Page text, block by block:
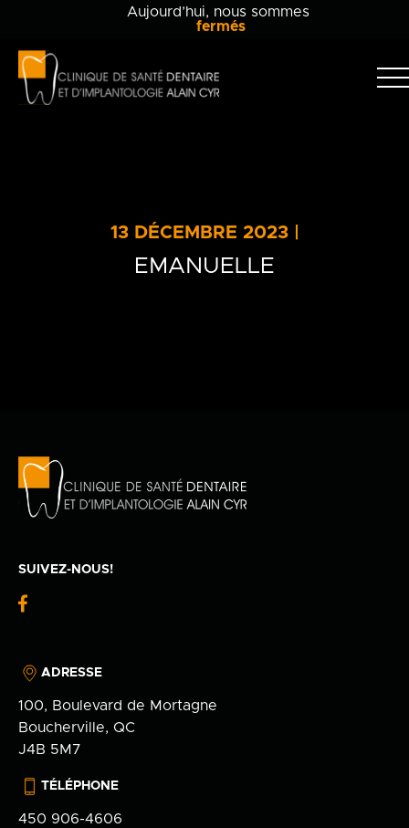
Aujourd’hui, nous sommes
fermés
dentaire
Alain
Cyr
Clinique
en
100 Bd de Mortagne
Boucherville, QC J4B 5M7
450 906-4606
13 DÉCEMBRE 2023 |
EMANUELLE
SUIVEZ-NOUS!
fb-
ADRESSE
100, Boulevard de Mortagne
Boucherville, QC
J4B 5M7
TÉLÉPHONE
450 906-4606